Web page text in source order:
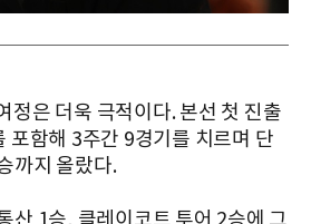
정은 더욱 극적이다. 본선 첫 진출
포함해 3주간 9경기를 치르며 단
까지 올랐다.